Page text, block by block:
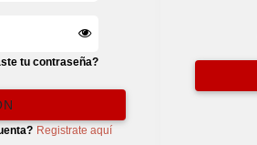
tu contraseña?
Registrate aquí